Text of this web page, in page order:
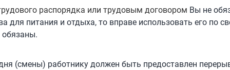
распорядка или трудовым договором Вы не
для питания и отдыха, то вправе использовать его по
(смены) работнику должен быть предоставлен